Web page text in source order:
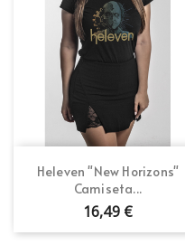
Heleven "New Horizons"
Camiseta...
16,49 €